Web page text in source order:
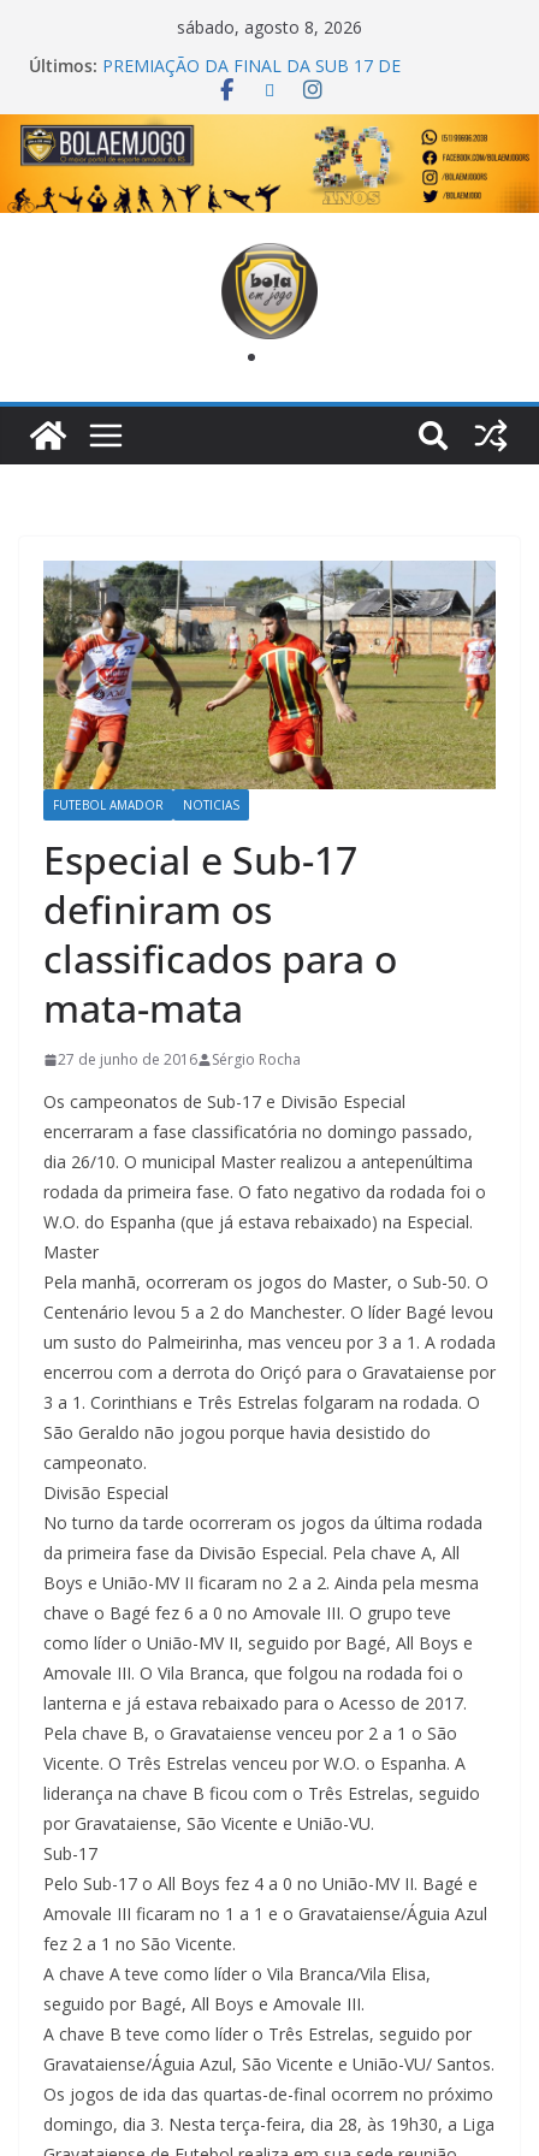
sábado, agosto 8, 2026
Últimos: PREMIAÇÃO DA FINAL DA SUB 17 DE
CACHOEIRINHA
AGEC CAMPEÃ DA 1ª COPA DA AMIZADE
CROSS FUT SM CAMPEÃ DO TORNEIO TURBO
AUTO CENTER
ONZE UNIDOS É BICAMPEÃO DA SUPER LIGA
METROPOLITANA
FUTEBOL AMADOR NOTICIAS
Especial e Sub-17
definiram os
classificados para o
mata-mata
27 de junho de 2016 Sérgio Rocha
Os campeonatos de Sub-17 e Divisão Especial
encerraram a fase classificatória no domingo passado,
dia 26/10. O municipal Master realizou a antepenúltima
rodada da primeira fase. O fato negativo da rodada foi o
W.O. do Espanha (que já estava rebaixado) na Especial.
Master
Pela manhã, ocorreram os jogos do Master, o Sub-50. O
Centenário levou 5 a 2 do Manchester. O líder Bagé levou
um susto do Palmeirinha, mas venceu por 3 a 1. A rodada
encerrou com a derrota do Oriçó para o Gravataiense por
3 a 1. Corinthians e Três Estrelas folgaram na rodada. O
São Geraldo não jogou porque havia desistido do
campeonato.
Divisão Especial
No turno da tarde ocorreram os jogos da última rodada
da primeira fase da Divisão Especial. Pela chave A, All
Boys e União-MV II ficaram no 2 a 2. Ainda pela mesma
chave o Bagé fez 6 a 0 no Amovale III. O grupo teve
como líder o União-MV II, seguido por Bagé, All Boys e
Amovale III. O Vila Branca, que folgou na rodada foi o
lanterna e já estava rebaixado para o Acesso de 2017.
Pela chave B, o Gravataiense venceu por 2 a 1 o São
Vicente. O Três Estrelas venceu por W.O. o Espanha. A
liderança na chave B ficou com o Três Estrelas, seguido
por Gravataiense, São Vicente e União-VU.
Sub-17
Pelo Sub-17 o All Boys fez 4 a 0 no União-MV II. Bagé e
Amovale III ficaram no 1 a 1 e o Gravataiense/Águia Azul
fez 2 a 1 no São Vicente.
A chave A teve como líder o Vila Branca/Vila Elisa,
seguido por Bagé, All Boys e Amovale III.
A chave B teve como líder o Três Estrelas, seguido por
Gravataiense/Águia Azul, São Vicente e União-VU/ Santos.
Os jogos de ida das quartas-de-final ocorrem no próximo
domingo, dia 3. Nesta terça-feira, dia 28, às 19h30, a Liga